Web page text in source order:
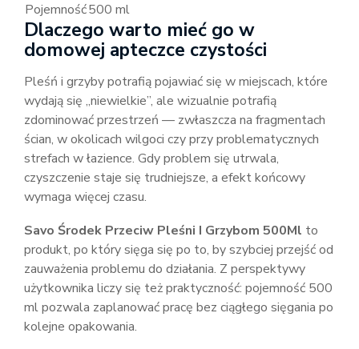
Pojemność500 ml
Dlaczego warto mieć go w
domowej apteczce czystości
Pleśń i grzyby potrafią pojawiać się w miejscach, które
wydają się „niewielkie”, ale wizualnie potrafią
zdominować przestrzeń — zwłaszcza na fragmentach
ścian, w okolicach wilgoci czy przy problematycznych
strefach w łazience. Gdy problem się utrwala,
czyszczenie staje się trudniejsze, a efekt końcowy
wymaga więcej czasu.
Savo Środek Przeciw Pleśni I Grzybom 500Ml to
produkt, po który sięga się po to, by szybciej przejść od
zauważenia problemu do działania. Z perspektywy
użytkownika liczy się też praktyczność: pojemność 500
ml pozwala zaplanować pracę bez ciągłego sięgania po
kolejne opakowania.